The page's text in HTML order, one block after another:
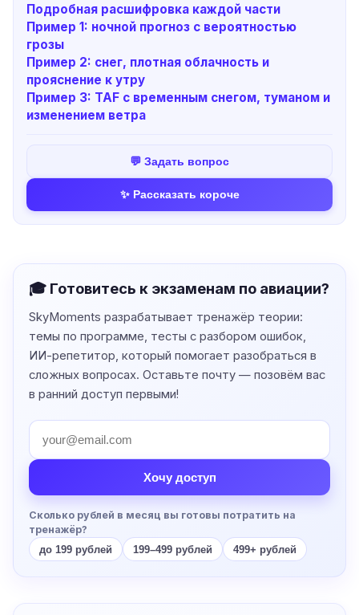
Подробная расшифровка каждой части
Пример 1: ночной прогноз с вероятностью
грозы
Пример 2: снег, плотная облачность и
прояснение к утру
Пример 3: TAF с временным снегом, туманом и
изменением ветра
💬 Задать вопрос
✨ Рассказать короче
🎓 Готовитесь к экзаменам по авиации?
SkyMoments разрабатывает тренажёр теории:
темы по программе, тесты с разбором ошибок,
ИИ-репетитор, который помогает разобраться в
сложных вопросах. Оставьте почту — позовём вас
в ранний доступ первыми!
Хочу доступ
Сколько рублей в месяц вы готовы потратить на
тренажёр?
до 199 рублей
199–499 рублей 499+ рублей